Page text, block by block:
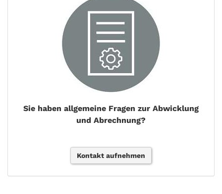
Sie haben allgemeine Fragen zur Abwicklung
und Abrechnung?
Kontakt aufnehmen